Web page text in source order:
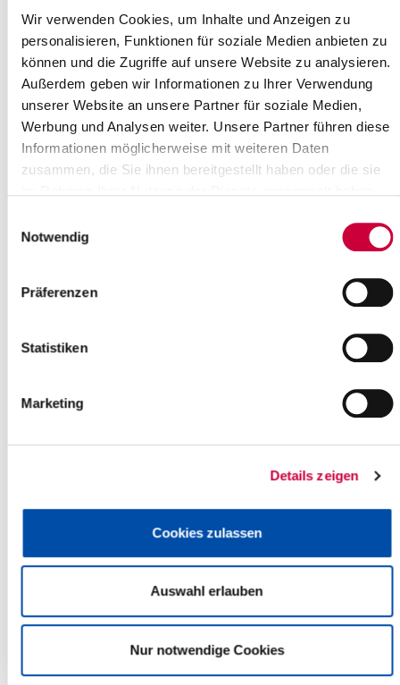
Wir verwenden Cookies, um Inhalte und Anzeigen zu
personalisieren, Funktionen für soziale Medien anbieten zu
können und die Zugriffe auf unsere Website zu analysieren.
Außerdem geben wir Informationen zu Ihrer Verwendung
unserer Website an unsere Partner für soziale Medien,
Werbung und Analysen weiter. Unsere Partner führen diese
Informationen möglicherweise mit weiteren Daten
zusammen, die Sie ihnen bereitgestellt haben oder die sie
Notwendig
Präferenzen
Statistiken
Marketing
Details zeigen
Cookies zulassen
Auswahl erlauben
Nur notwendige Cookies
Read more
STADTRADELN STEINBURG - Auftakt
in St. Margarethen
12.05.22: Bei schönsten Fahrradwetter trafen sich die Initiatoren
des diesjährigen STADTRADELNS unserer Region in St.
Margarethen, zum Startschuss für...
„Neues Leben auf alten Höfen" geht in
11.05.22: „Jetzt geht es in die praktische Phase“, freut sich Dr.
Hygienebelehrungen finden wieder
dem Infektionsschutzgesetz statt....
Read more
Deckensanierungsprogramm des
Kreises Steinburg
05.05.22: Für das Frühjahr 2022 plant der Kreis, umfangreiche